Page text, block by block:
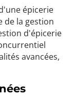
épicerie
de la gestion
d'épicerie
avancées,